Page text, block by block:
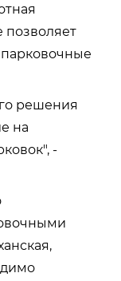
позволяет
решения
на
-